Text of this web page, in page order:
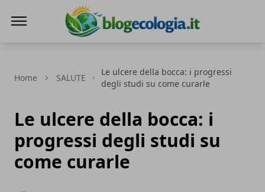
Home SALUTE
Le ulcere della bocca: i progressi
degli studi su come curarle
Le ulcere della bocca: i
progressi degli studi su
come curarle